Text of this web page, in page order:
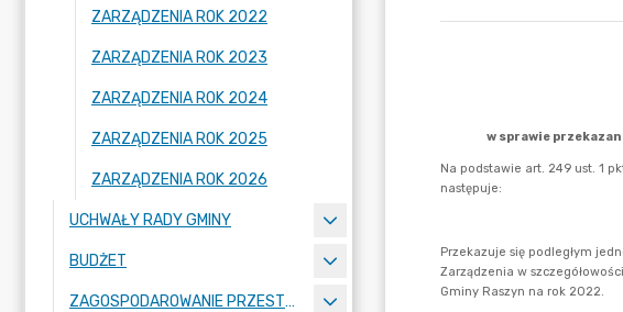
ZARZĄDZENIA ROK 2022
ZARZĄDZENIA ROK 2023
ZARZĄDZENIA ROK 2024
ZARZĄDZENIA ROK 2025
ZARZĄDZENIA ROK 2026
UCHWAŁY RADY GMINY
BUDŻET
ZAGOSPODAROWANIE PRZESTRZENNE